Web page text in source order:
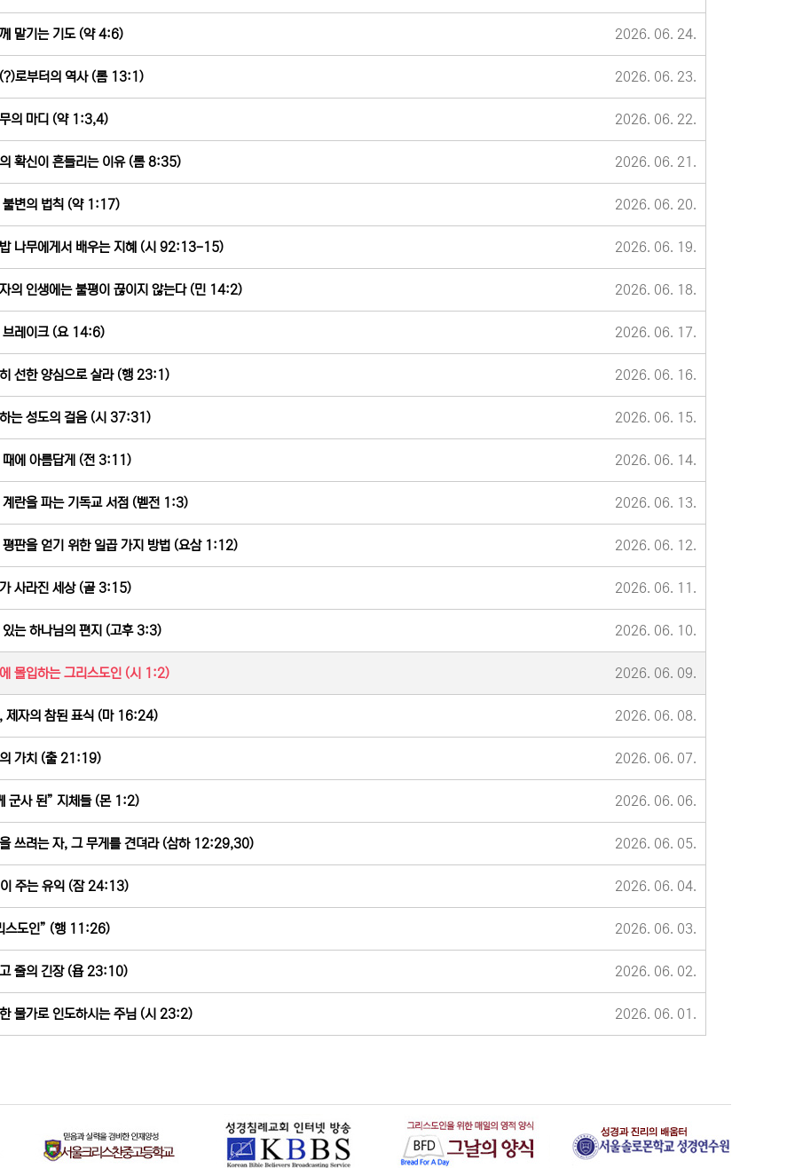
맡기는 기도 (약 4:6) 2026. 06. 24.
로부터의 역사 (롬 13:1) 2026. 06. 23.
의 마디 (약 1:3,4) 2026. 06. 22.
확신이 흔들리는 이유 (롬 8:35) 2026. 06. 21.
불변의 법칙 (약 1:17) 2026. 06. 20.
나무에게서 배우는 지혜 (시 92:13-15) 2026. 06. 19.
의 인생에는 불평이 끊이지 않는다 (민 14:2) 2026. 06. 18.
브레이크 (요 14:6) 2026. 06. 17.
선한 양심으로 살라 (행 23:1) 2026. 06. 16.
는 성도의 걸음 (시 37:31) 2026. 06. 15.
때에 아름답게 (전 3:11) 2026. 06. 14.
계란을 파는 기독교 서점 (벧전 1:3) 2026. 06. 13.
평판을 얻기 위한 일곱 가지 방법 (요삼 1:12) 2026. 06. 12.
사라진 세상 (골 3:15) 2026. 06. 11.
있는 하나님의 편지 (고후 3:3) 2026. 06. 10.
몰입하는 그리스도인 (시 1:2) 2026. 06. 09.
제자의 참된 표식 (마 16:24) 2026. 06. 08.
가치 (출 21:19) 2026. 06. 07.
군사 된” 지체들 (몬 1:2) 2026. 06. 06.
쓰려는 자, 그 무게를 견뎌라 (삼하 12:29,30) 2026. 06. 05.
이 주는 유익 (잠 24:13) 2026. 06. 04.
스도인” (행 11:26) 2026. 06. 03.
줄의 긴장 (욥 23:10) 2026. 06. 02.
물가로 인도하시는 주님 (시 23:2) 2026. 06. 01.